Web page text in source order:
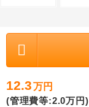
12.3万円
(管理費等:2.0万円)